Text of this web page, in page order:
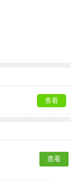
查看
查看